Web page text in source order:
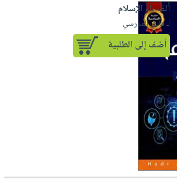
ألف باء الإسلام
لـ هادي المدرسي
أضف إلى الطلبية